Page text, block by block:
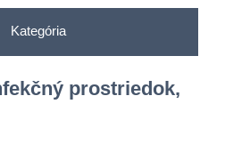
Kategória
prostriedok,